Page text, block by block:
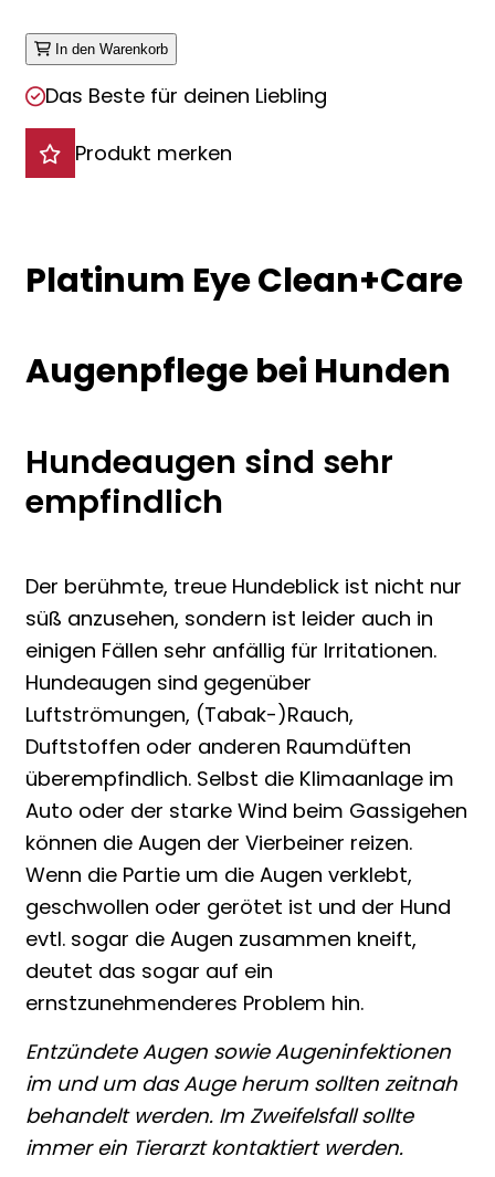
In den Warenkorb
Das Beste für deinen Liebling
Produkt merken
Platinum Eye Clean+Care
Augenpflege bei Hunden
Hundeaugen sind sehr
empfindlich
Der berühmte, treue Hundeblick ist nicht nur
süß anzusehen, sondern ist leider auch in
einigen Fällen sehr anfällig für Irritationen.
Hundeaugen sind gegenüber
Luftströmungen, (Tabak-)Rauch,
Duftstoffen oder anderen Raumdüften
überempfindlich. Selbst die Klimaanlage im
Auto oder der starke Wind beim Gassigehen
können die Augen der Vierbeiner reizen.
Wenn die Partie um die Augen verklebt,
geschwollen oder gerötet ist und der Hund
evtl. sogar die Augen zusammen kneift,
deutet das sogar auf ein
ernstzunehmenderes Problem hin.
Entzündete Augen sowie Augeninfektionen
im und um das Auge herum sollten zeitnah
behandelt werden. Im Zweifelsfall sollte
immer ein Tierarzt kontaktiert werden.